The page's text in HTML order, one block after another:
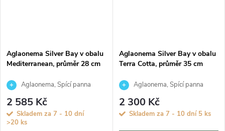
Aglaonema Silver Bay v obalu
Mediterranean, průměr 28 cm
Aglaonema, Spící panna
2 585 Kč
Skladem za 7 - 10 dní
>20 ks
Aglaonema Silver Bay v obalu
Terra Cotta, průměr 35 cm
Aglaonema, Spící panna
2 300 Kč
Skladem za 7 - 10 dní 5 ks